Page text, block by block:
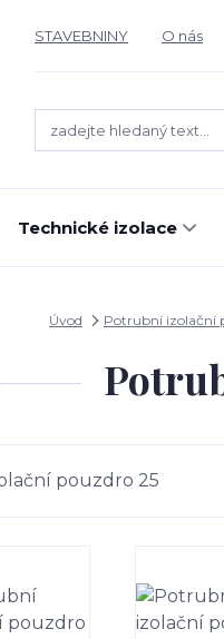
STAVEBNINY O nás
Technické izolace
Úvod Potrubní izolační